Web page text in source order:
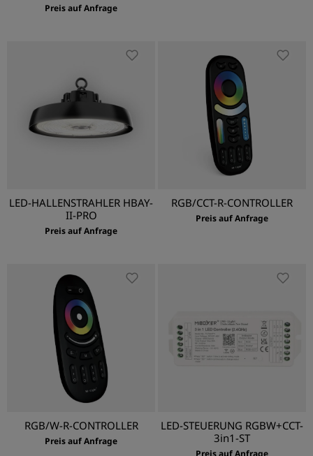
Preis auf Anfrage
LED-HALLENSTRAHLER HBAY-
II-PRO
Preis auf Anfrage
RGB/CCT-R-CONTROLLER
Preis auf Anfrage
RGB/W-R-CONTROLLER
Preis auf Anfrage
LED-STEUERUNG RGBW+CCT-
3in1-ST
Preis auf Anfrage